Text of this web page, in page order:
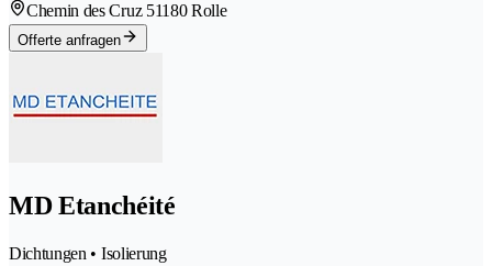
Chemin des Cruz 51180 Rolle
Offerte anfragen
MD Etanchéité
Dichtungen • Isolierung